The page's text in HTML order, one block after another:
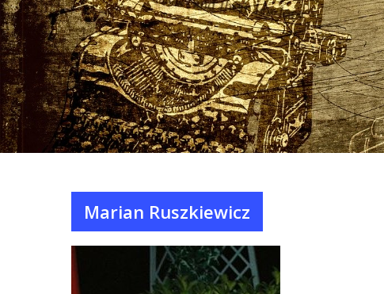
Marian Ruszkiewicz